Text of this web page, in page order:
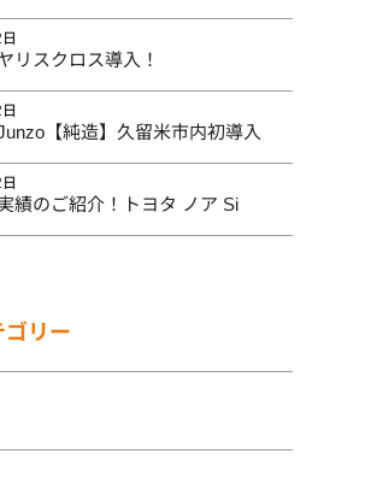
リスクロス導入！
【純造】久留米市内初導入
績のご紹介！トヨタ ノア Si
ゴリー